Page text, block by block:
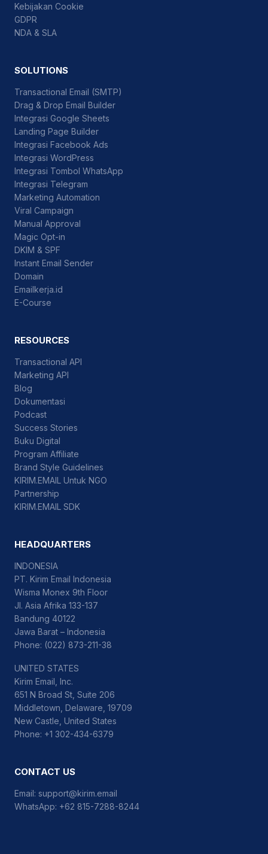
Kebijakan Cookie
GDPR
NDA & SLA
SOLUTIONS
Transactional Email (SMTP)
Drag & Drop Email Builder
Integrasi Google Sheets
Landing Page Builder
Integrasi Facebook Ads
Integrasi WordPress
Integrasi Tombol WhatsApp
Integrasi Telegram
Marketing Automation
Viral Campaign
Manual Approval
Magic Opt-in
DKIM & SPF
Instant Email Sender
Domain
Emailkerja.id
E-Course
RESOURCES
Transactional API
Marketing API
Blog
Dokumentasi
Podcast
Success Stories
Buku Digital
Program Affiliate
Brand Style Guidelines
KIRIM.EMAIL Untuk NGO
Partnership
KIRIM.EMAIL SDK
HEADQUARTERS
INDONESIA
PT. Kirim Email Indonesia
Wisma Monex 9th Floor
Jl. Asia Afrika 133-137
Bandung 40122
Jawa Barat – Indonesia
Phone: (022) 873-211-38
UNITED STATES
Kirim Email, Inc.
651 N Broad St, Suite 206
Middletown, Delaware, 19709
New Castle, United States
Phone: +1 302-434-6379
CONTACT US
Email: support@kirim.email
WhatsApp: +62 815-7288-8244